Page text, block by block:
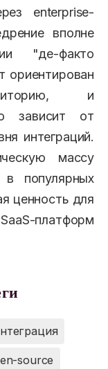
enterprise-
вполне
"де-факто
ориентирован
и
зависит от
интеграций.
массу
в популярных
ценность для
платформ
source